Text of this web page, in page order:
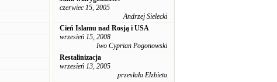
czerwiec 15, 2005
Andrzej Sielecki
Cień Islamu nad Rosją i USA
wrzesień 15, 2008
Iwo Cyprian Pogonowski
Restalinizacja
wrzesień 13, 2005
przesłała Elzbieta